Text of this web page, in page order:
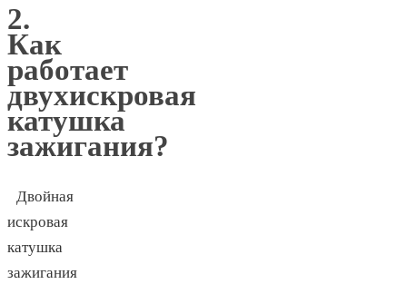
2.
Как
работает
двухискровая
катушка
зажигания?
Двойная
искровая
катушка
зажигания